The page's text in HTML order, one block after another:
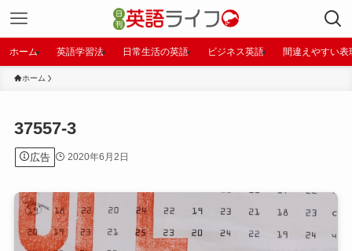
ホーム 英語学習法 日常生活の英語 ビジネス英語 間違えやすい表
ホーム
37557-3
広告 2020年6月2日